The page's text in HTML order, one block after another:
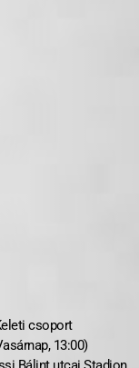
csoport
13:00)